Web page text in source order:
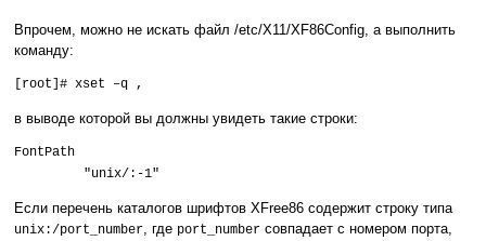
Впрочем, можно не искать файл /etc/X11/XF86Config, а выполнить
команду:
[root]# xset –q ,
в выводе которой вы должны увидеть такие строки:
FontPath
"unix/:-1"
Если перечень каталогов шрифтов XFree86 содержит строку типа
unix:/port_number, где port_number совпадает с номером порта,